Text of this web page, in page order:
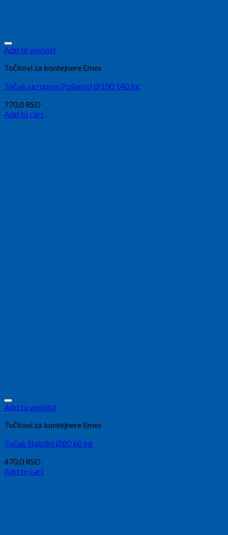
Add to wishlist
Točkovi za kontejnere Emes
Točak sa rupom Poliamid Ø100 140 kg
770,0 RSD
Add to cart
Add to wishlist
Točkovi za kontejnere Emes
Točak Stabilni Ø80 60 kg
470,0 RSD
Add to cart